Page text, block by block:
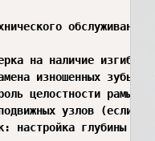
обслуживания
на наличие
изношенных зубьев
целостности рамы и
узлов (если
настройка глубины